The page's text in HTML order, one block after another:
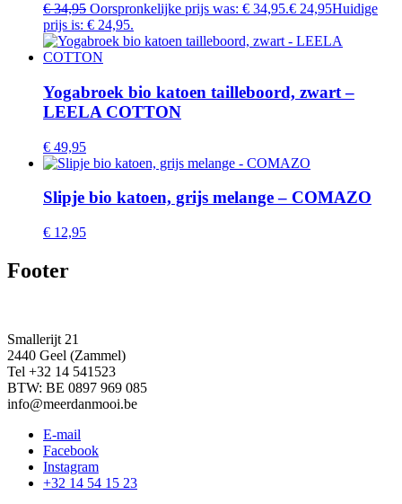
€34,95 Oorspronkelijke prijs was: € 34,95.€ 24,95Huidige
prijs is: € 24,95.
Yogabroek bio katoen tailleboord, zwart –
LEELA COTTON
€ 49,95
Slipje bio katoen, grijs melange – COMAZO
€ 12,95
Footer
Smallerijt 21
2440 Geel (Zammel)
Tel +32 14 541523
BTW: BE 0897 969 085
info@meerdanmooi.be
E-mail
Facebook
Instagram
+32 14 54 15 23